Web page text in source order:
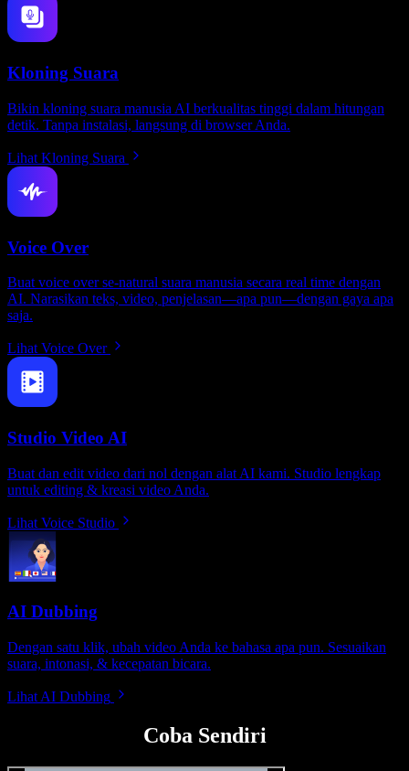
Kloning Suara
Bikin kloning suara manusia AI berkualitas tinggi dalam hitungan
detik. Tanpa instalasi, langsung di browser Anda.
Lihat Kloning Suara
Voice Over
Buat voice over se-natural suara manusia secara real time dengan
AI. Narasikan teks, video, penjelasan—apa pun—dengan gaya apa
saja.
Lihat Voice Over
Studio Video AI
Buat dan edit video dari nol dengan alat AI kami. Studio lengkap
untuk editing & kreasi video Anda.
Lihat Voice Studio
AI Dubbing
Dengan satu klik, ubah video Anda ke bahasa apa pun. Sesuaikan
suara, intonasi, & kecepatan bicara.
Lihat AI Dubbing
Coba Sendiri